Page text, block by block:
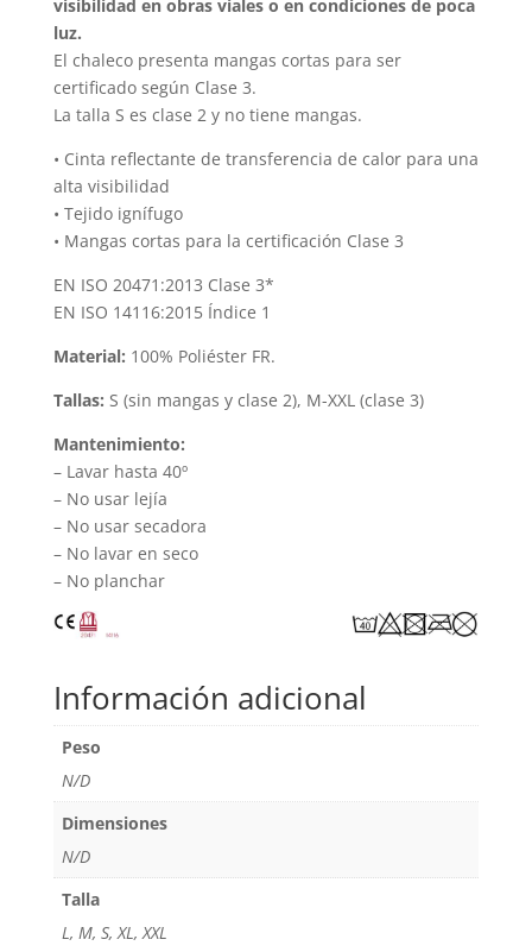
la
página
de
producto
visibilidad en obras viales o en condiciones de poca
luz.
El chaleco presenta mangas cortas para ser
certificado según Clase 3.
La talla S es clase 2 y no tiene mangas.
• Cinta reflectante de transferencia de calor para una
alta visibilidad
• Tejido ignífugo
• Mangas cortas para la certificación Clase 3
EN ISO 20471:2013 Clase 3*
EN ISO 14116:2015 Índice 1
Material: 100% Poliéster FR.
Tallas: S (sin mangas y clase 2), M-XXL (clase 3)
Mantenimiento:
– Lavar hasta 40º
– No usar lejía
– No usar secadora
– No lavar en seco
– No planchar
Información adicional
Peso
N/D
Dimensiones
N/D
Talla
L, M, S, XL, XXL